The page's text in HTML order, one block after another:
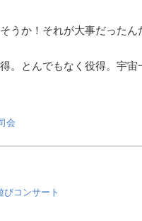
うか！それが大事だったん
。とんでもなく役得。宇宙
会
びコンサート